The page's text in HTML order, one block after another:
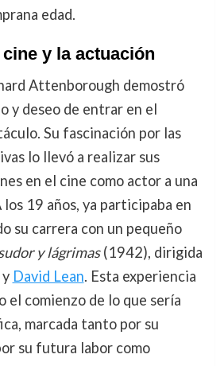
edad.
y la actuación
Attenborough demostró
y deseo de entrar en el
Su fascinación por las
lo llevó a realizar sus
en el cine como actor a una
los 19 años, ya participaba en
su carrera con un pequeño
y lágrimas(1942), dirigida
y David Lean. Esta experiencia
el comienzo de lo que sería
marcada tanto por su
su futura labor como